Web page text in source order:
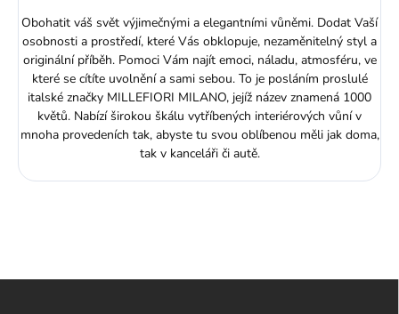
Obohatit váš svět výjimečnými a elegantními vůněmi. Dodat Vaší
osobnosti a prostředí, které Vás obklopuje, nezaměnitelný styl a
originální příběh. Pomoci Vám najít emoci, náladu, atmosféru, ve
které se cítíte uvolnění a sami sebou. To je posláním proslulé
italské značky MILLEFIORI MILANO, jejíž název znamená 1000
květů. Nabízí širokou škálu vytříbených interiérových vůní v
mnoha provedeních tak, abyste tu svou oblíbenou měli jak doma,
tak v kanceláři či autě.